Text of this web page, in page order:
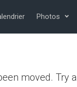
Photos
moved. Try a